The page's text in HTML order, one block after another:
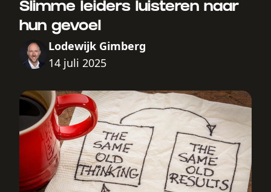
Slimme leiders luisteren naar
hun gevoel
Lodewijk Gimberg
14 juli 2025